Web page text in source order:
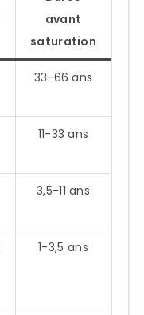
avant
saturation
33-66 ans
11-33 ans
3,5-11 ans
1-3,5 ans